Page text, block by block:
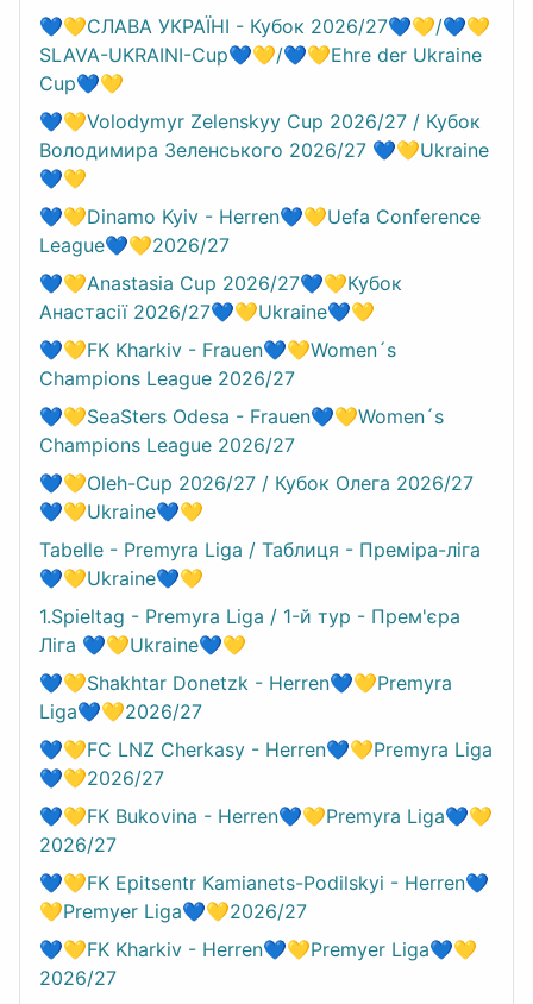
💙💛СЛАВА УКРАЇНІ - Кубок 2026/27💙💛/💙💛
SLAVA-UKRAINI-Cup💙💛/💙💛Ehre der Ukraine
Cup💙💛
💙💛Volodymyr Zelenskyy Cup 2026/27 / Кубок
Володимира Зеленського 2026/27 💙💛Ukraine
💙💛
💙💛Dinamo Kyiv - Herren💙💛Uefa Conference
League💙💛2026/27
💙💛Anastasia Cup 2026/27💙💛Кубок
Анастасії 2026/27💙💛Ukraine💙💛
💙💛FK Kharkiv - Frauen💙💛Women´s
Champions League 2026/27
💙💛SeaSters Odesa - Frauen💙💛Women´s
Champions League 2026/27
💙💛Oleh-Cup 2026/27 / Кубок Олега 2026/27
💙💛Ukraine💙💛
Tabelle - Premyra Liga / Таблиця - Преміра-ліга
💙💛Ukraine💙💛
1.Spieltag - Premyra Liga / 1-й тур - Прем'єра
Ліга 💙💛Ukraine💙💛
💙💛Shakhtar Donetzk - Herren💙💛Premyra
Liga💙💛2026/27
💙💛FC LNZ Cherkasy - Herren💙💛Premyra Liga
💙💛2026/27
💙💛FK Bukovina - Herren💙💛Premyra Liga💙💛
2026/27
💙💛FK Epitsentr Kamianets-Podilskyi - Herren💙
💛Premyer Liga💙💛2026/27
💙💛FK Kharkiv - Herren💙💛Premyer Liga💙💛
2026/27